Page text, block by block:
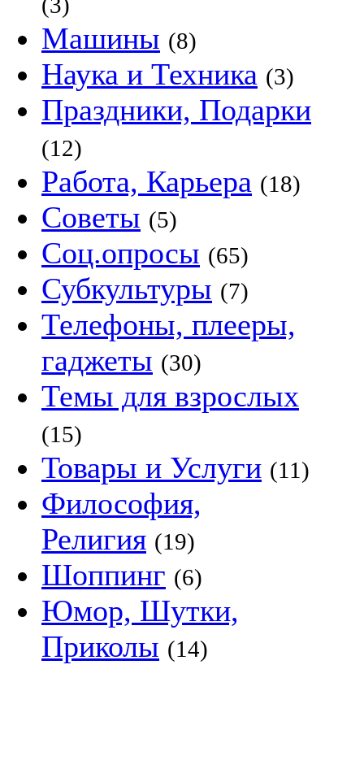
Машины (8)
Наука и Техника (3)
Праздники, Подарки
(12)
Работа, Карьера (18)
Советы (5)
Соц.опросы (65)
Субкультуры (7)
Телефоны, плееры,
гаджеты (30)
Темы для взрослых
(15)
Товары и Услуги (11)
Философия,
Религия (19)
Шоппинг (6)
Юмор, Шутки,
Приколы (14)